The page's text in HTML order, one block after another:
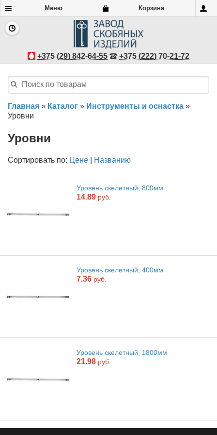
Меню Корзина
+375 (29) 842-64-55 +375 (222) 70-21-72
Главная » Каталог » Инструменты и оснастка »
Уровни
Уровни
Сортировать по: Цене Названию
Уровень скелетный, 800мм
14.89 руб.
Уровень скелетный, 400мм
7.36 руб.
Уровень скелетный, 1800мм
21.98 руб.